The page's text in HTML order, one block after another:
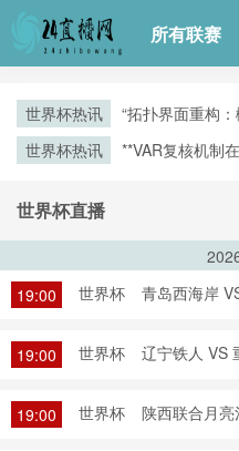
所有联赛
世界杯热讯
“拓扑界面重构
世界杯热讯
**VAR复核机制
世界杯直播
19:00
世界杯 青岛西海岸
19:00 世界杯 辽宁铁人 VS
19:00 世界杯 陕西联合月